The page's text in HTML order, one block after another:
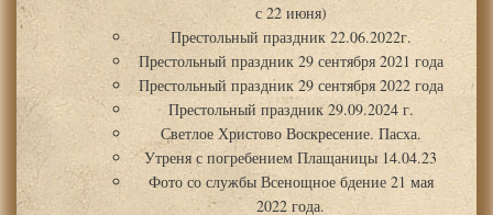
с 22 июня)
Престольный праздник 22.06.2022г.
Престольный праздник 29 сентября 2021 года
Престольный праздник 29 сентября 2022 года
Престольный праздник 29.09.2024 г.
Светлое Христово Воскресение. Пасха.
Утреня с погребением Плащаницы 14.04.23
Фото со службы Всенощное бдение 21 мая
2022 года.